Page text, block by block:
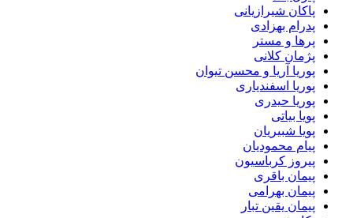
پاکان شیرازیانی
پدرام بهزادی
پرها و مستر
پژمان کلانی
پوریا آریا و محسن تیوان
پوریا اسفندیاری
پوریا حیدری
پویا بیاتی
پویا شبیریان
پیام محمودیان
پیروز کرباسیون
پیمان باقری
پیمان بهرامی
پیمان یقین تبار